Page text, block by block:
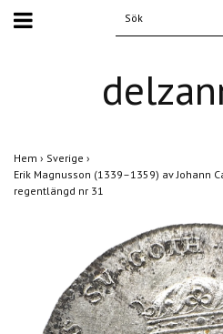
Hem › Sverige ›
Erik Magnusson (1339–1359) av Johann
regentlängd nr 31